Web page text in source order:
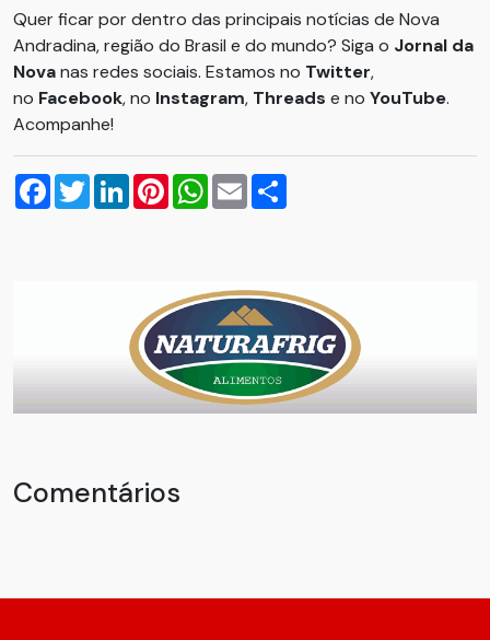
Quer ficar por dentro das principais notícias de Nova
Andradina, região do Brasil e do mundo? Siga o Jornal da
Novanas redes sociais. Estamos no Twitter,
no Facebook, no Instagram, Threads e no YouTube.
Acompanhe!
Facebook
TwitterLinkedInPinterestWhatsApp
Email
Comentários